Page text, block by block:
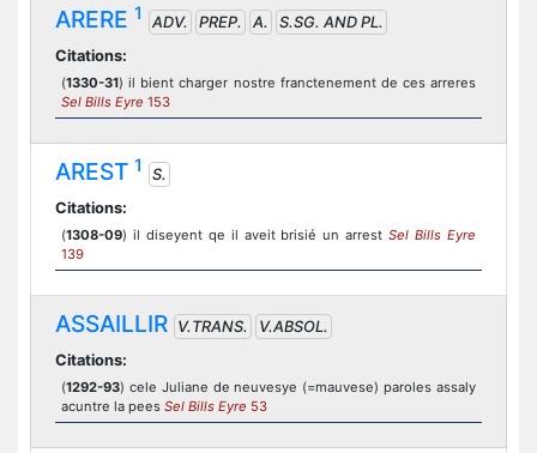
ARERE 1 ADV. PREP. A.
S.SG. AND PL.
Citations:
(1330-31) il bient charger nostre franctenement de ces arreres
Sel Bills Eyre 153
AREST 1
S.
Citations:
(1308-09) il diseyent qe il aveit brisié un arrestSel Bills Eyre
139
ASSAILLIR V.TRANS.
V.ABSOL.
Citations:
(1292-93) cele Juliane de neuvesye (=mauvese) paroles assaly
acuntre la pees Sel Bills Eyre 53